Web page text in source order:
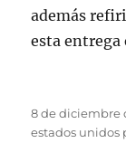
además
esta entrega
Publicado
el
8 de diciembre
estados unidos